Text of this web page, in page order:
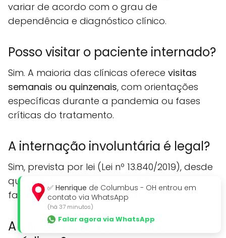
variar de acordo com o grau de
dependência e diagnóstico clínico.
Posso visitar o paciente internado?
Sim. A maioria das clínicas oferece visitas
semanais ou quinzenais, com orientações
específicas durante a pandemia ou fases
críticas do tratamento.
A internação involuntária é legal?
Sim, prevista por lei (Lei nº 13.840/2019), desde
que haja laudo médico e solicitação por
familiar ou responsável legal.
A clínica aceita convênios
✅ Henrique de Columbus - OH entrou em
contato via WhatsApp
(há 37 minutos)
Falar agora via WhatsApp